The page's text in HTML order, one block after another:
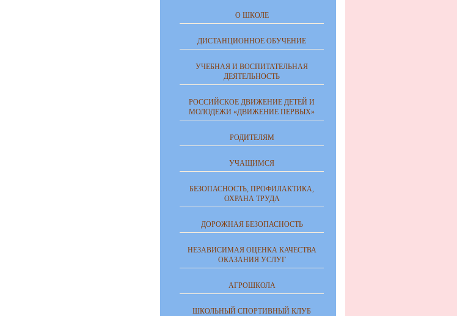
О ШКОЛЕ
ДИСТАНЦИОННОЕ ОБУЧЕНИЕ
УЧЕБНАЯ И ВОСПИТАТЕЛЬНАЯ
ДЕЯТЕЛЬНОСТЬ
РОССИЙСКОЕ ДВИЖЕНИЕ ДЕТЕЙ И
МОЛОДЕЖИ «ДВИЖЕНИЕ ПЕРВЫХ»
РОДИТЕЛЯМ
УЧАЩИМСЯ
БЕЗОПАСНОСТЬ, ПРОФИЛАКТИКА,
ОХРАНА ТРУДА
ДОРОЖНАЯ БЕЗОПАСНОСТЬ
НЕЗАВИСИМАЯ ОЦЕНКА КАЧЕСТВА
ОКАЗАНИЯ УСЛУГ
АГРОШКОЛА
ШКОЛЬНЫЙ СПОРТИВНЫЙ КЛУБ